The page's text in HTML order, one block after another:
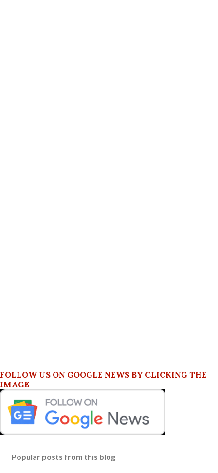
FOLLOW US ON GOOGLE NEWS BY CLICKING THE
IMAGE
Popular posts from this blog